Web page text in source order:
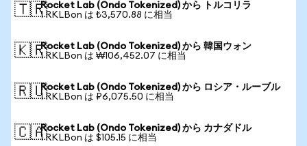
🇹🇷Rocket Lab (Ondo Tokenized) から トルコリラ
1 RKLBon は ₺3,570.88 に相当
🇰🇷Rocket Lab (Ondo Tokenized) から 韓国ウォン
1 RKLBon は ₩106,452.07 に相当
🇷🇺Rocket Lab (Ondo Tokenized) から ロシア・ルーブル
1 RKLBon は ₽6,075.50 に相当
🇨🇦Rocket Lab (Ondo Tokenized) から カナダドル
1 RKLBon は $105.15 に相当